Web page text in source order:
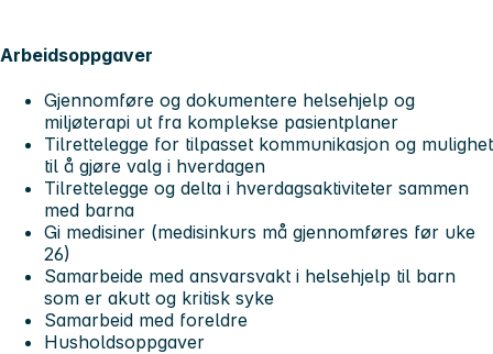
Arbeidsoppgaver
Gjennomføre og dokumentere helsehjelp og
miljøterapi ut fra komplekse pasientplaner
Tilrettelegge for tilpasset kommunikasjon og mulighet
til å gjøre valg i hverdagen
Tilrettelegge og delta i hverdagsaktiviteter sammen
med barna
Gi medisiner (medisinkurs må gjennomføres før uke
26)
Samarbeide med ansvarsvakt i helsehjelp til barn
som er akutt og kritisk syke
Samarbeid med foreldre
Husholdsoppgaver